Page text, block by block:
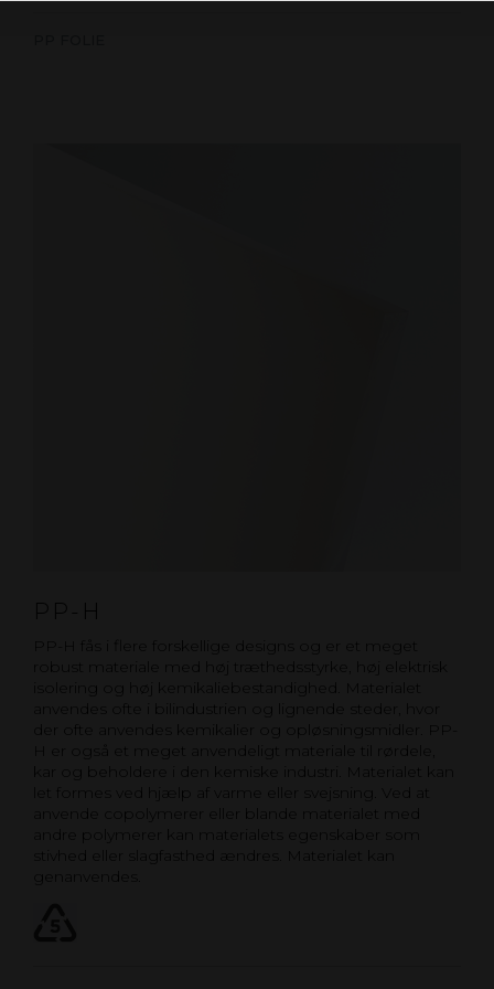
PP-H
PP-H fås i flere forskellige designs og er et meget
robust materiale med høj træthedsstyrke, høj elektrisk
isolering og høj kemikaliebestandighed. Materialet
anvendes ofte i bilindustrien og lignende steder, hvor
der ofte anvendes kemikalier og opløsningsmidler. PP-
H er også et meget anvendeligt materiale til rørdele,
kar og beholdere i den kemiske industri. Materialet kan
let formes ved hjælp af varme eller svejsning. Ved at
anvende copolymerer eller blande materialet med
andre polymerer kan materialets egenskaber som
stivhed eller slagfasthed ændres. Materialet kan
genanvendes.